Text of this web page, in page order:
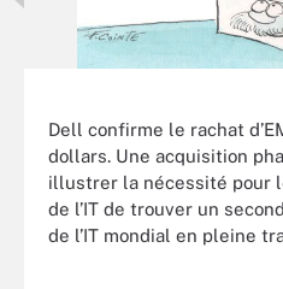
Dell confirme le rachat
dollars. Une acquisition
illustrer la nécessité pour
de l’IT de trouver un
de l’IT mondial en pleine